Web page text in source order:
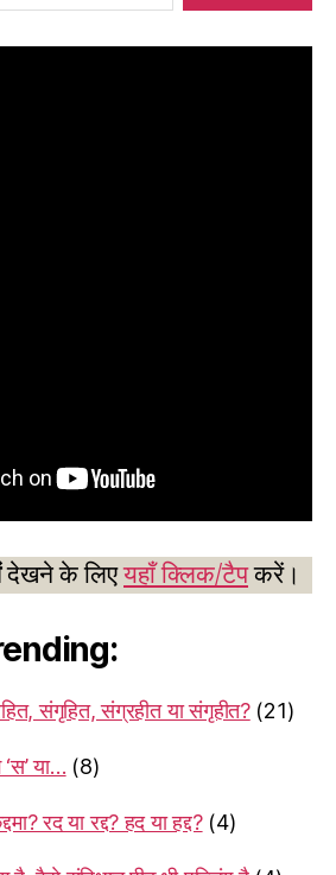
देखने के लिएयहाँ क्लिक/टैपकरें।
संगृहित, संग्रहीत या संगृहीत? (21)
या… (8)
रद या रद्द? हद या हद्द? (4)